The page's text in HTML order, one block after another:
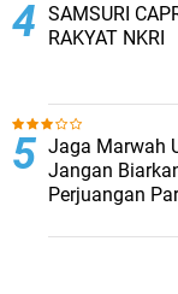
SAMSURI
RAKYAT NKRI
Jaga Marwah
Jangan
Perjuangan